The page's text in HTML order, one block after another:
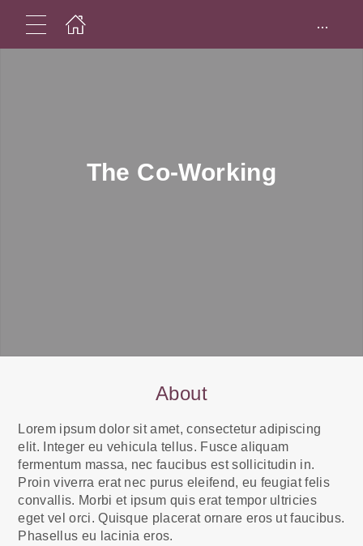
...
The Co-Working
About
Lorem ipsum dolor sit amet, consectetur adipiscing
elit. Integer eu vehicula tellus. Fusce aliquam
fermentum massa, nec faucibus est sollicitudin in.
Proin viverra erat nec purus eleifend, eu feugiat felis
convallis. Morbi et ipsum quis erat tempor ultricies
eget vel orci. Quisque placerat ornare eros ut faucibus.
Phasellus eu lacinia eros.